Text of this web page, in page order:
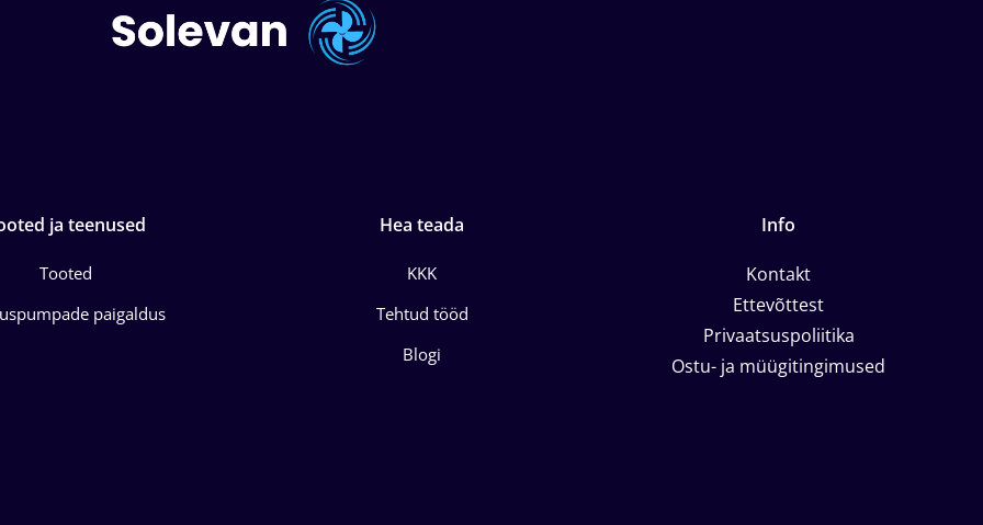
ja teenused
Tooted
paigaldus
Hea teada
KKK
Tehtud tööd
Blogi
Info
Kontakt
Ettevõttest
Privaatsuspoliitika
Ostu- ja müügitingimused